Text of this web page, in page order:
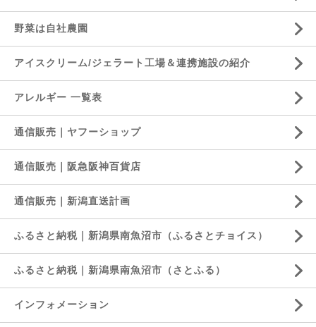
野菜は自社農園
アイスクリーム/ジェラート工場＆連携施設の紹介
アレルギー 一覧表
通信販売｜ヤフーショップ
通信販売｜阪急阪神百貨店
通信販売｜新潟直送計画
ふるさと納税｜新潟県南魚沼市（ふるさとチョイス）
ふるさと納税｜新潟県南魚沼市（さとふる）
インフォメーション